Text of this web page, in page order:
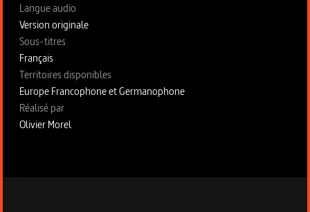
Langue audio
Version originale
Sous-titres
Français
Territoires disponibles
Europe Francophone et Germanophone
Fiche technique section droite
Réalisé par
Olivier Morel